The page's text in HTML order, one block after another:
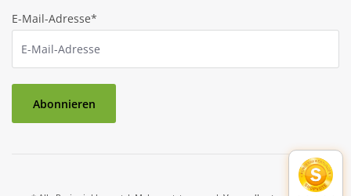
E-Mail-Adresse*
Abonnieren